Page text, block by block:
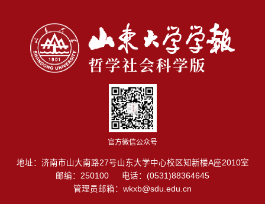
地址：济南市山大南路27号山东大学中心校区知新楼A座2010室
邮编：250100
电话：(0531)88364645
管理员邮箱：wkxb@sdu.edu.cn
官方微信公众号